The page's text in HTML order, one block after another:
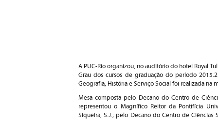
A PUC-Rio organizou, no auditório do hotel Royal
Grau dos cursos de graduação do período
Geografia, História e Serviço Social foi realizada na
Mesa composta pelo Decano do Centro de
representou o Magnífico Reitor da Pontifícia
Siqueira, S.J.; pelo Decano do Centro de